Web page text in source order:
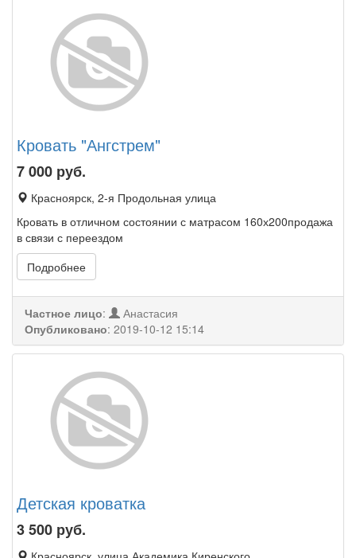
Кровать "Ангстрем"
7 000 руб.
Красноярск, 2-я Продольная улица
Кровать в отличном состоянии с матрасом 160х200продажа
в связи с переездом
Подробнее
Частное лицо:
Анастасия
Опубликовано: 2019-10-12 15:14
Детская кроватка
3 500 руб.